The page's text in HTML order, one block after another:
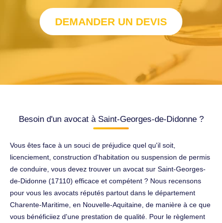
DEMANDER UN DEVIS
Besoin d'un avocat à Saint-Georges-de-Didonne ?
Vous êtes face à un souci de préjudice quel qu'il soit,
licenciement, construction d'habitation ou suspension de permis
de conduire, vous devez trouver un avocat sur Saint-Georges-
de-Didonne (17110) efficace et compétent ? Nous recensons
pour vous les avocats réputés partout dans le département
Charente-Maritime, en Nouvelle-Aquitaine, de manière à ce que
vous bénéficiiez d'une prestation de qualité. Pour le règlement